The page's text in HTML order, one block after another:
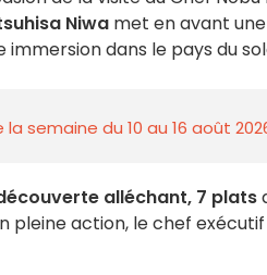
Niwa met en avant une
immersion dans le pays du
la semaine du 10 au 16 août
alléchant, 7 plats
pleine action, le chef